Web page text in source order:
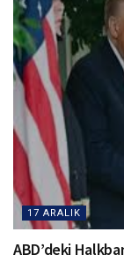
17 ARALIK
ABD’deki